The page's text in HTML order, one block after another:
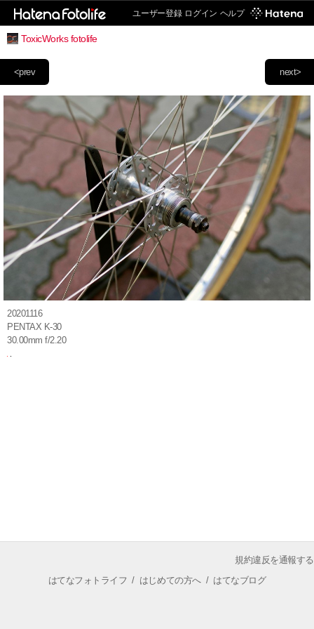
ユーザー登録 ログイン ヘルプ
ToxicWorks fotolife
next>
<prev
20201116
PENTAX K-30
30.00mm f/2.20
規約違反を通報する
はてなフォトライフ / はじめての方へ/ はてなブログ